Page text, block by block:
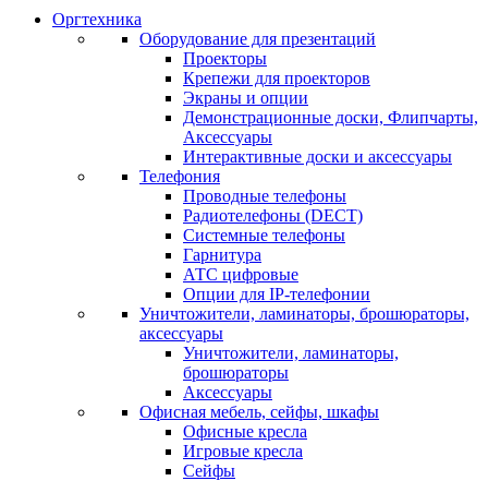
Оргтехника
Оборудование для презентаций
Проекторы
Крепежи для проекторов
Экраны и опции
Демонстрационные доски, Флипчарты,
Аксессуары
Интерактивные доски и аксессуары
Телефония
Проводные телефоны
Радиотелефоны (DECT)
Системные телефоны
Гарнитура
АТС цифровые
Опции для IP-телефонии
Уничтожители, ламинаторы, брошюраторы,
аксессуары
Уничтожители, ламинаторы,
брошюраторы
Аксессуары
Офисная мебель, сейфы, шкафы
Офисные кресла
Игровые кресла
Сейфы